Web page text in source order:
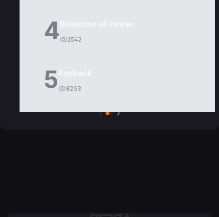
4 2542
5 8263